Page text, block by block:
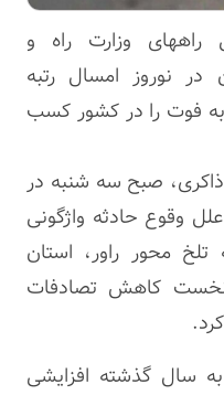
راههای وزارت راه و
نوروز امسال رتبه
فوت را در کشور کسب
صبح سه شنبه در
وقوع حادثه واژگونی
تلخ محور راور، استان
نخست کاهش تصادفات
سال گذشته افزایشی